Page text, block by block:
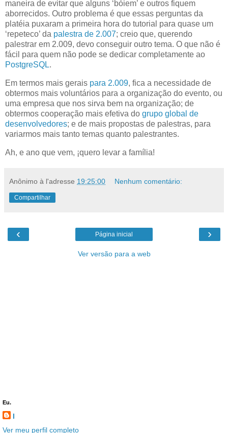
maneira de evitar que alguns ‘bóiem’ e outros fiquem
aborrecidos. Outro problema é que essas perguntas da
platéia puxaram a primeira hora do tutorial para quase um
‘repeteco’ da palestra de 2.007; creio que, querendo
palestrar em 2.009, devo conseguir outro tema. O que não é
fácil para quem não pode se dedicar completamente ao
PostgreSQL.
Em termos mais gerais para 2.009, fica a necessidade de
obtermos mais voluntários para a organização do evento, ou
uma empresa que nos sirva bem na organização; de
obtermos cooperação mais efetiva do grupo global de
desenvolvedores; e de mais propostas de palestras, para
variarmos mais tanto temas quanto palestrantes.
Ah, e ano que vem, ¡quero levar a família!
Anônimo à l'adresse 19:25:00 Nenhum comentário:
Compartilhar
‹ ›
Página inicial
Ver versão para a web
Eu.
l
Ver meu perfil completo